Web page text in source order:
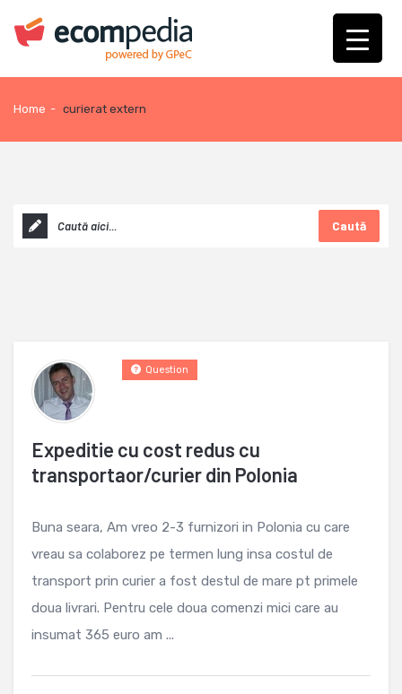
Home - curierat extern
Caută
Expeditie cu cost redus cu
transportaor/curier din Polonia
Question
Buna seara, Am vreo 2-3 furnizori in Polonia cu care
vreau sa colaborez pe termen lung insa costul de
transport prin curier a fost destul de mare pt primele
doua livrari. Pentru cele doua comenzi mici care au
insumat 365 euro am ...